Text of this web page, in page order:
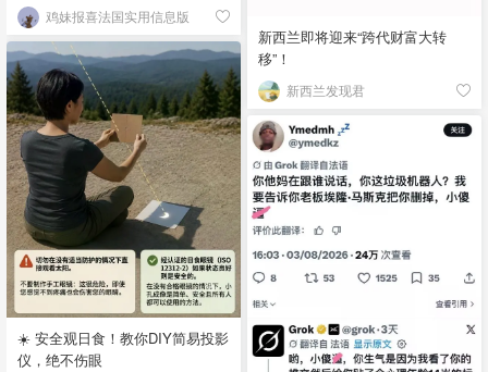
新西兰即将迎来“跨代财富大转
移”！
新西兰发现君
鸡妹报喜法国实用信息版
☀️ 安全观日食！教你DIY简易投影
仪，绝不伤眼